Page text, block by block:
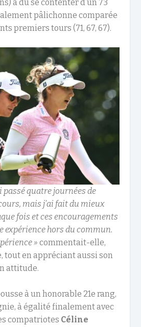
a dû se contenter d’un 73
pâlichonne comparée
premiers tours (71, 67, 67).
passé quatre journées de
mais j’ai fait du mieux
fois et ces encouragements
expérience hors du commun.
» commentait-elle,
tout en appréciant aussi son
attitude.
à un honorable 21e rang,
à égalité finalement avec
compatriotes Céline